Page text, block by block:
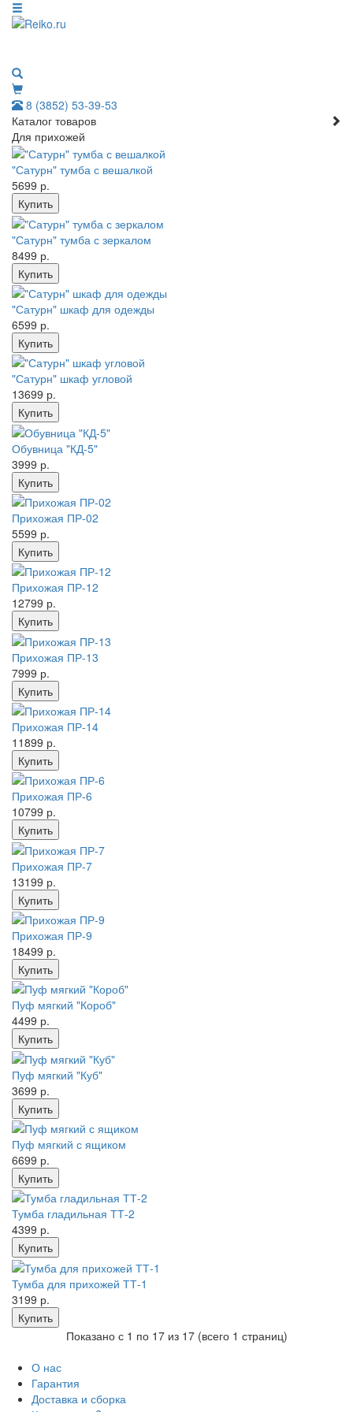
8 (3852) 53-39-53
Каталог товаров
Для прихожей
"Сатурн" тумба с вешалкой
5699 р.
"Сатурн" тумба с зеркалом
8499 р.
"Сатурн" шкаф для одежды
6599 р.
"Сатурн" шкаф угловой
13699 р.
Обувница "КД-5"
3999 р.
Прихожая ПР-02
5599 р.
Прихожая ПР-12
12799 р.
Прихожая ПР-13
7999 р.
Прихожая ПР-14
11899 р.
Прихожая ПР-6
10799 р.
Прихожая ПР-7
13199 р.
Прихожая ПР-9
18499 р.
Пуф мягкий "Короб"
4499 р.
Пуф мягкий "Куб"
3699 р.
Пуф мягкий с ящиком
6699 р.
Тумба гладильная ТТ-2
4399 р.
Тумба для прихожей ТТ-1
3199 р.
Показано с 1 по 17 из 17 (всего 1 страниц)
О нас
Гарантия
Доставка и сборка